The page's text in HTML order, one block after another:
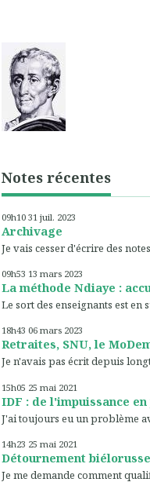
Notes récentes
09h10 31 juil. 2023
Archivage
Je vais cesser d'écrire des
09h53 13 mars 2023
La méthode Ndiaye :
Le sort des enseignants est en
18h43 06 mars 2023
Retraites, SNU, le
Je n'avais pas écrit depuis
15h05 25 mai 2021
IDF : de l'impuissance
J'ai toujours eu un problème
14h23 25 mai 2021
Détournement
Je me demande comment